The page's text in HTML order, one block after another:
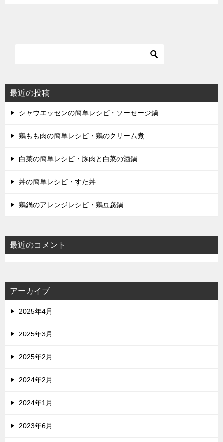
最近の投稿
シャウエッセンの簡単レシピ・ソーセージ鍋
鶏もも肉の簡単レシピ・鶏のクリーム煮
白菜の簡単レシピ・豚肉と白菜の酒鍋
丼の簡単レシピ・すた丼
鶏鍋のアレンジレシピ・鶏豆腐鍋
最近のコメント
アーカイブ
2025年4月
2025年3月
2025年2月
2024年2月
2024年1月
2023年6月